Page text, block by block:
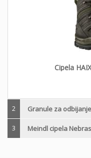
Cipela
2 Granule za
3 Meindl cipela